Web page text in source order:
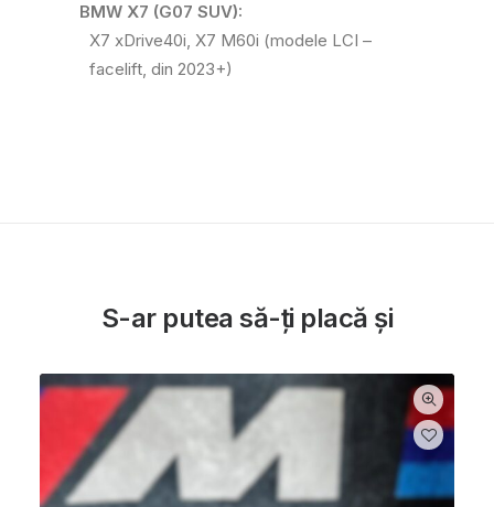
BMW X7 (G07 SUV):
X7 xDrive40i, X7 M60i (modele LCI –
facelift, din 2023+)
S-ar putea să-ți placă și